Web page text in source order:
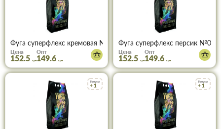
Фуга суперфлекс кремовая №03 (2 кг)
Цена
152.5 грн
Опт
149.6 грн
Фуга суперфлекс персик №05
Цена
152.5 грн
Опт
149.6 грн
Бонусы
+ 1
Бонусы
+ 1